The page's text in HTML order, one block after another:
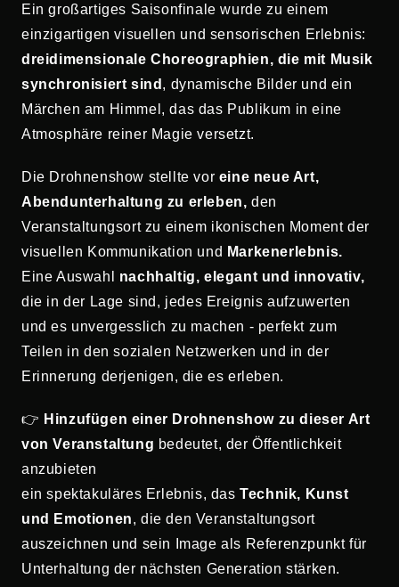
Ein großartiges Saisonfinale wurde zu einem
einzigartigen visuellen und sensorischen Erlebnis:
dreidimensionale Choreographien, die mit Musik
synchronisiert sind , dynamische Bilder und ein
Märchen am Himmel, das das Publikum in eine
Atmosphäre reiner Magie versetzt.
Die Drohnenshow stellte vor eine neue Art,
Abendunterhaltung zu erleben,den
Veranstaltungsort zu einem ikonischen Moment der
visuellen Kommunikation und Markenerlebnis.
Eine Auswahl nachhaltig, elegant und innovativ,
die in der Lage sind, jedes Ereignis aufzuwerten
und es unvergesslich zu machen - perfekt zum
Teilen in den sozialen Netzwerken und in der
Erinnerung derjenigen, die es erleben.
👉 Hinzufügen einer Drohnenshow zu dieser Art
von Veranstaltung bedeutet, der Öffentlichkeit
anzubieten
ein spektakuläres Erlebnis, dasTechnik, Kunst
und Emotionen, die den Veranstaltungsort
auszeichnen und sein Image als Referenzpunkt für
Unterhaltung der nächsten Generation stärken.